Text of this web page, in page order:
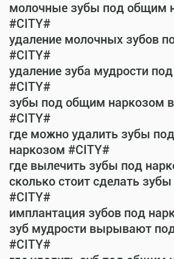
молочные зубы под общим
#CITY#
удаление молочных зубов
#CITY#
удаление зуба мудрости
#CITY#
зубы под общим наркозом
#CITY#
где можно удалить зубы
наркозом #CITY#
где вылечить зубы под
сколько стоит сделать
#CITY#
имплантация зубов под
зуб мудрости вырывают
#CITY#